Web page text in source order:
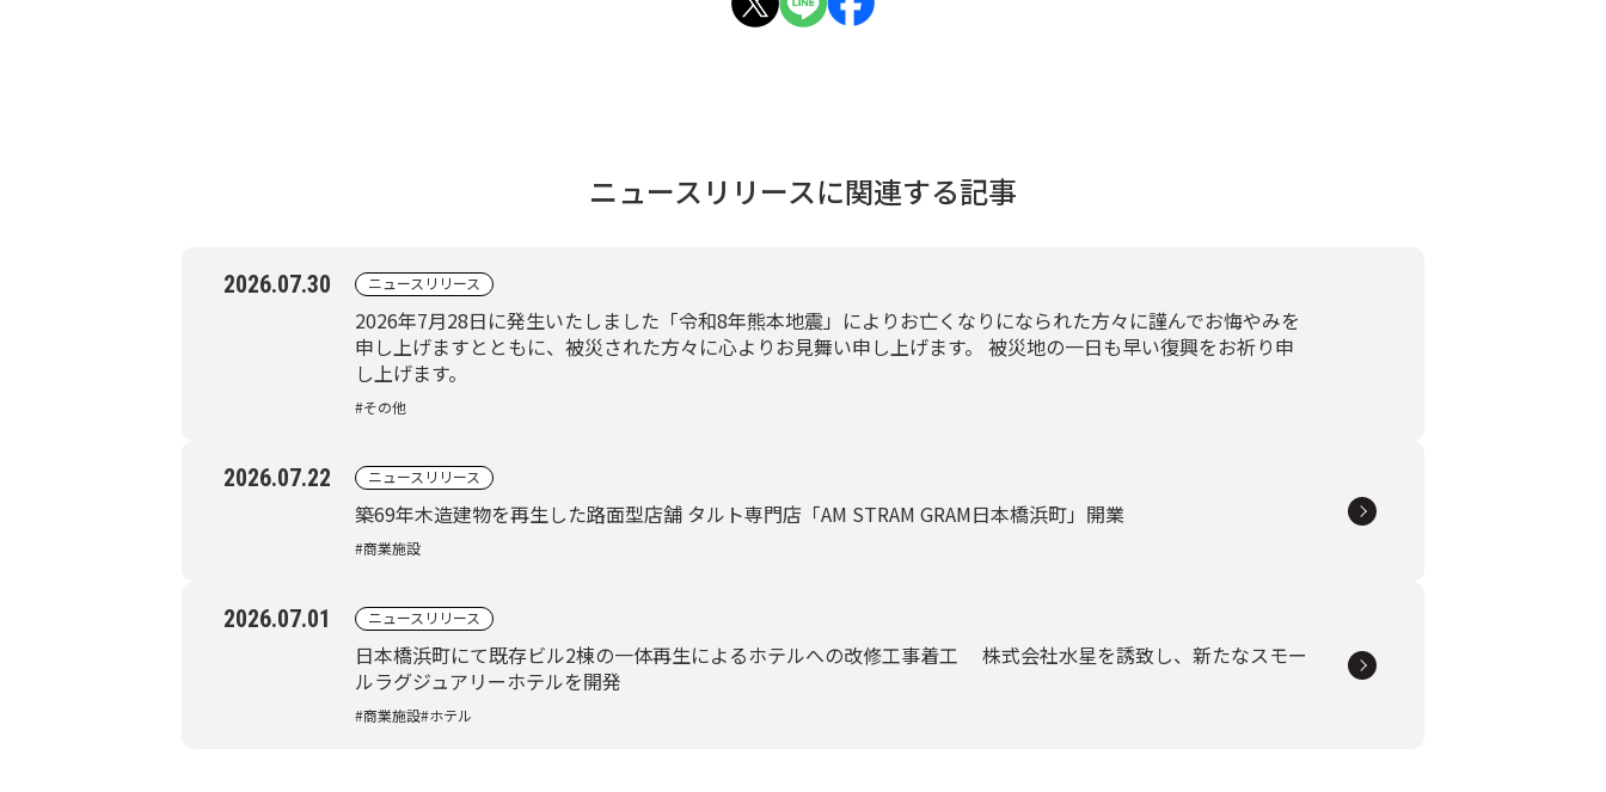
ニュースリリースに関連する記事
2026.07.30 ニュースリリース
2026年7月28日に発生いたしました「令和8年熊本地震」によりお亡くなりになられた方々に謹んでお悔やみを
申し上げますとともに、被災された方々に心よりお見舞い申し上げます。 被災地の一日も早い復興をお祈り申
し上げます。
#その他
2026.07.22 ニュースリリース
築69年木造建物を再生した路面型店舗 タルト専門店「AM STRAM GRAM日本橋浜町」開業
#商業施設
2026.07.01 ニュースリリース
日本橋浜町にて既存ビル2棟の一体再生によるホテルへの改修工事着工 株式会社水星を誘致し、新たなスモー
ルラグジュアリーホテルを開発
#商業施設#ホテル